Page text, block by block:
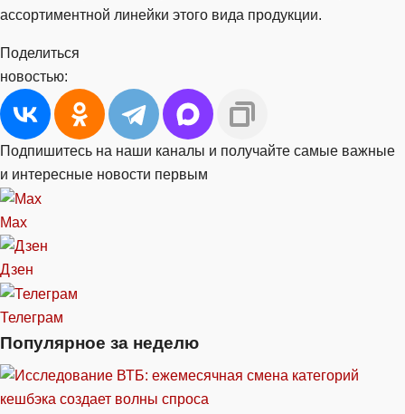
ассортиментной линейки этого вида продукции.
Поделиться
новостью:
Подпишитесь на наши каналы и получайте самые важные
и интересные новости первым
Max
Дзен
Телеграм
Популярное за неделю